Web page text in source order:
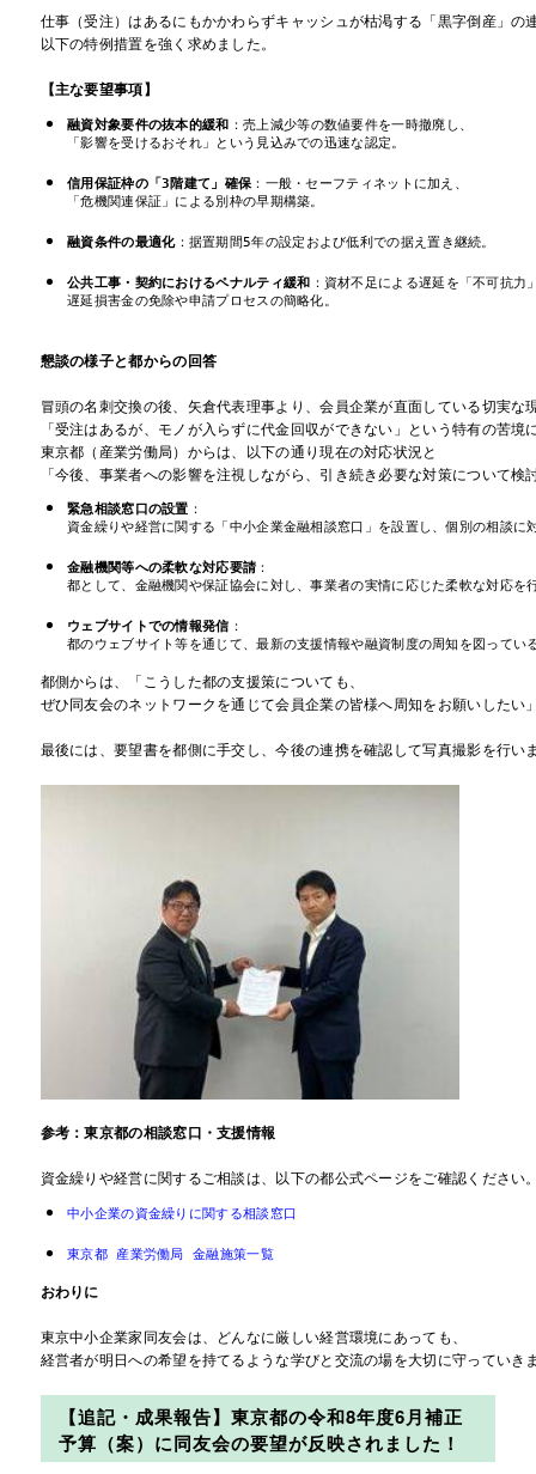
仕事（受注）はあるにもかかわらずキャッシュが枯渇する「黒字倒産」の
以下の特例措置を強く求めました。
【主な要望事項】
融資対象要件の抜本的緩和 ：売上減少等の数値要件を一時撤廃し、
「影響を受けるおそれ」という見込みでの迅速な認定。
信用保証枠の「3階建て」確保 ：一般・セーフティネットに加え、
「危機関連保証」による別枠の早期構築。
融資条件の最適化：据置期間5年の設定および低利での据え置き継続。
公共工事・契約におけるペナルティ緩和 ：資材不足による遅延を「不可抗力
遅延損害金の免除や申請プロセスの簡略化。
懇談の様子と都からの回答
冒頭の名刺交換の後、矢倉代表理事より、会員企業が直面している切実な
「受注はあるが、モノが入らずに代金回収ができない」という特有の苦境
東京都（産業労働局）からは、以下の通り現在の対応状況と
「今後、事業者への影響を注視しながら、引き続き必要な対策について
緊急相談窓口の設置 ：
資金繰りや経営に関する「中小企業金融相談窓口」を設置し、個別の相談に
金融機関等への柔軟な対応要請 ：
都として、金融機関や保証協会に対し、事業者の実情に応じた柔軟な対応を
ウェブサイトでの情報発信 ：
都のウェブサイト等を通じて、最新の支援情報や融資制度の周知を図ってい
都側からは、「こうした都の支援策についても、
ぜひ同友会のネットワークを通じて会員企業の皆様へ周知をお願いしたい
最後には、要望書を都側に手交し、今後の連携を確認して写真撮影を行い
参考：東京都の相談窓口・支援情報
資金繰りや経営に関するご相談は、以下の都公式ページをご確認ください
中小企業の資金繰りに関する相談窓口
東京都 産業労働局 金融施策一覧
おわりに
東京中小企業家同友会は、どんなに厳しい経営環境にあっても、
経営者が明日への希望を持てるような学びと交流の場を大切に守っていき
【追記・成果報告】東京都の令和8年度6月補正
予算（案）に同友会の要望が反映されました！